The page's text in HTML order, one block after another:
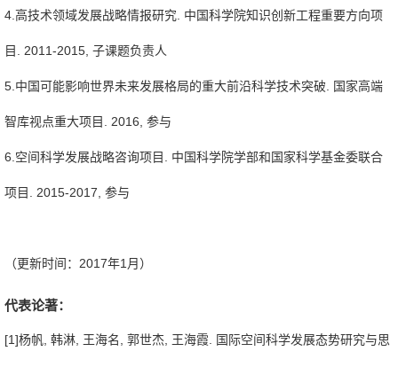
4.高技术领域发展战略情报研究. 中国科学院知识创新工程重要方向项
目. 2011-2015, 子课题负责人
5.中国可能影响世界未来发展格局的重大前沿科学技术突破. 国家高端
智库视点重大项目. 2016, 参与
6.空间科学发展战略咨询项目. 中国科学院学部和国家科学基金委联合
项目. 2015-2017, 参与
（更新时间：2017年1月）
代表论著：
[1]杨帆, 韩淋, 王海名, 郭世杰, 王海霞. 国际空间科学发展态势研究与思